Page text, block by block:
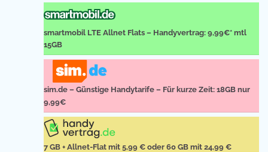
smartmobil LTE Allnet Flats – Handyvertrag: 9,99€* mtl
15GB
sim.de – Günstige Handytarife – Für kurze Zeit: 18GB nur
9,99€
7 GB + Allnet-Flat mit 5,99 € oder 60 GB mit 24,99 €